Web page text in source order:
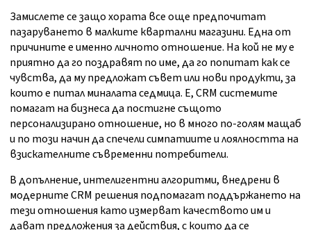
Замислете се защо хората все още предпочитат
пазаруването в малките квартални магазини. Една от
причините е именно личното отношение. На кой не му е
приятно да го поздравят по име, да го попитат как се
чувства, да му предложат съвет или нови продукти, за
които е питал миналата седмица. Е, CRM системите
помагат на бизнеса да постигне същото
персонализирано отношение, но в много по-голям мащаб
и по този начин да спечели симпатиите и лоялността на
взискателните съвременни потребители.
В допълнение, интелигентни алгоритми, внедрени в
модерните CRM решения подпомагат поддържането на
тези отношения като измерват качеството им и
дават предложения за действия, с които да се